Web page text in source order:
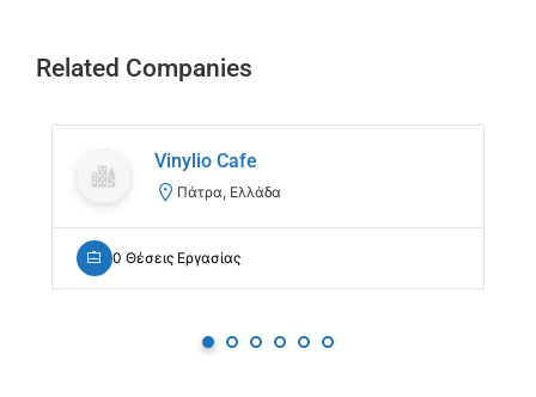
Related Companies
Vinylio Cafe
Πάτρα, Ελλάδα
0 Θέσεις Εργασίας